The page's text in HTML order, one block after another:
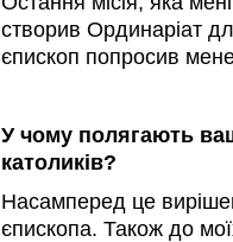
створив Ординаріат
єпископ попросив
У чому полягають
католиків?
Насамперед це
єпископа. Також до